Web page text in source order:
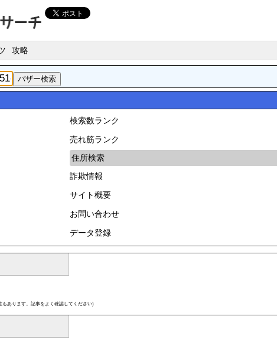
攻略
検索数ランク
売れ筋ランク
住所検索
詐欺情報
サイト概要
お問い合わせ
データ登録
あります。記事をよく確認してください)